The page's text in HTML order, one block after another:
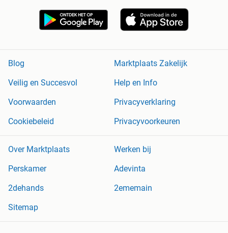
Blog
Marktplaats Zakelijk
Veilig en Succesvol
Help en Info
Voorwaarden
Privacyverklaring
Cookiebeleid
Privacyvoorkeuren
Over Marktplaats
Werken bij
Perskamer
Adevinta
2dehands
2ememain
Sitemap